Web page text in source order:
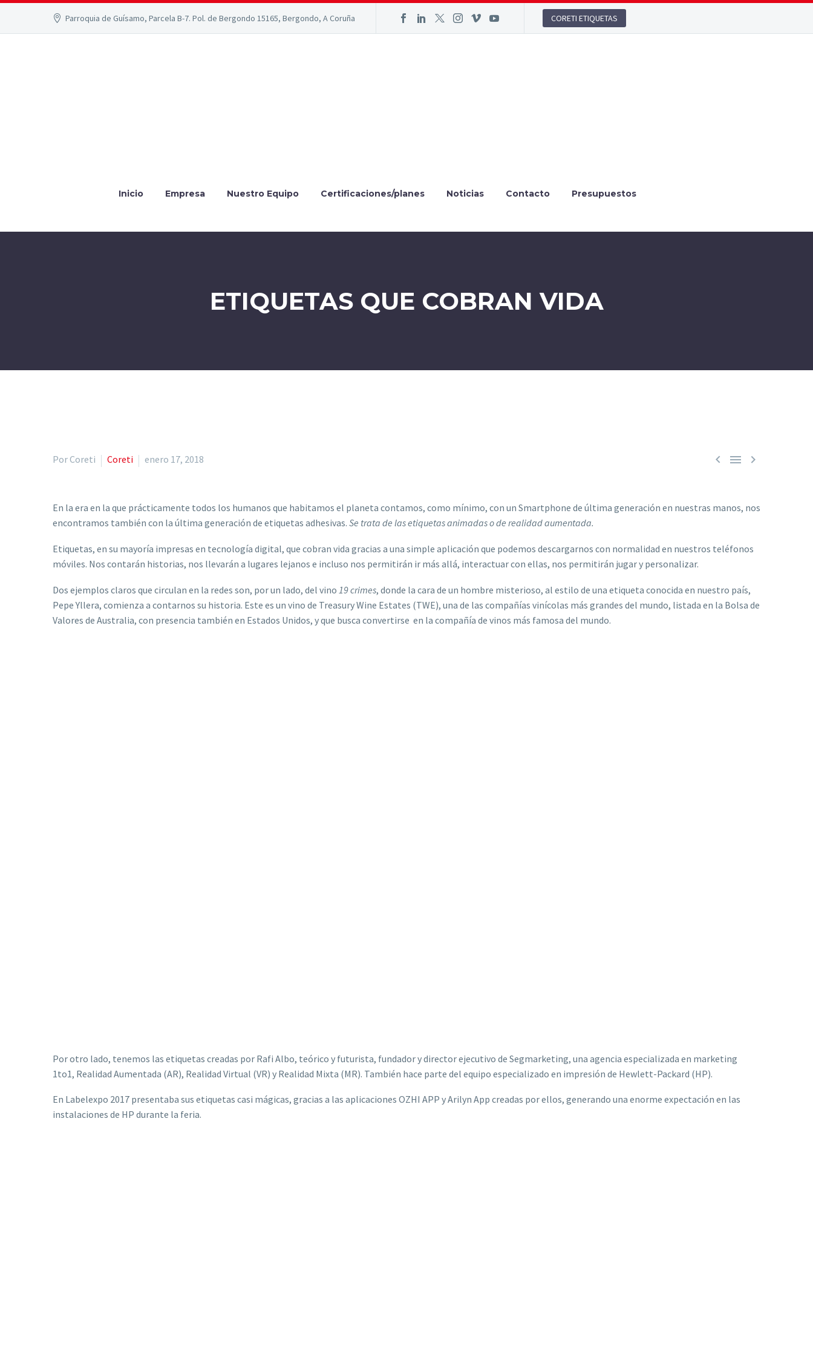
Parroquia de Guísamo, Parcela B-7. Pol. de Bergondo 15165, Bergondo, A Coruña CORETI ETIQUETAS
Inicio Empresa Nuestro Equipo Certificaciones/planes Noticias Contacto Presupuestos
ETIQUETAS QUE COBRAN VIDA
  
Por Coreti Coreti enero 17, 2018
En la era en la que prácticamente todos los humanos que habitamos el planeta contamos, como mínimo, con un Smartphone de última generación en nuestras manos, nos
encontramos también con la última generación de etiquetas adhesivas. Se trata de las etiquetas animadas o de realidad aumentada.
Etiquetas, en su mayoría impresas en tecnología digital, que cobran vida gracias a una simple aplicación que podemos descargarnos con normalidad en nuestros teléfonos
móviles. Nos contarán historias, nos llevarán a lugares lejanos e incluso nos permitirán ir más allá, interactuar con ellas, nos permitirán jugar y personalizar.
Dos ejemplos claros que circulan en la redes son, por un lado, del vino 19 crimes, donde la cara de un hombre misterioso, al estilo de una etiqueta conocida en nuestro país,
Pepe Yllera, comienza a contarnos su historia. Este es un vino de Treasury Wine Estates (TWE), una de las compañías vinícolas más grandes del mundo, listada en la Bolsa de
Valores de Australia, con presencia también en Estados Unidos, y que busca convertirse en la compañía de vinos más famosa del mundo.
Por otro lado, tenemos las etiquetas creadas por Rafi Albo, teórico y futurista, fundador y director ejecutivo de Segmarketing, una agencia especializada en marketing
1to1, Realidad Aumentada (AR), Realidad Virtual (VR) y Realidad Mixta (MR). También hace parte del equipo especializado en impresión de Hewlett-Packard (HP).
En Labelexpo 2017 presentaba sus etiquetas casi mágicas, gracias a las aplicaciones OZHI APP y Arilyn App creadas por ellos, generando una enorme expectación en las
instalaciones de HP durante la feria.